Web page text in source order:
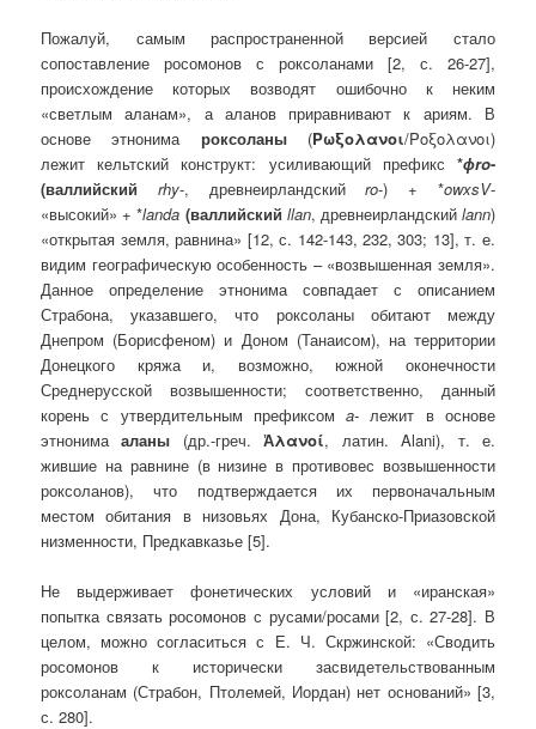
Пожалуй, самым распространенной версией стало
сопоставление росомонов с роксоланами [2, с. 26-27],
происхождение которых возводят ошибочно к неким
«светлым аланам», а аланов приравнивают к ариям. В
основе этнонима роксоланы(Ρωξολανοι/Ροξολανοι)
лежит кельтский конструкт: усиливающий префикс *ɸro-
(валлийский rhy-, древнеирландскийro-) + *owxsV-
«высокий» + *landa (валлийский llan, древнеирландский lann)
«открытая земля, равнина» [12, с. 142-143, 232, 303; 13], т. е.
видим географическую особенность – «возвышенная земля».
Данное определение этнонима совпадает с описанием
Страбона, указавшего, что роксоланы обитают между
Днепром (Борисфеном) и Доном (Танаисом), на территории
Донецкого кряжа и, возможно, южной оконечности
Среднерусской возвышенности; соответственно, данный
корень с утвердительным префиксомa-лежит в основе
этнонимааланы (др.-греч.Ἀλανοί, латин. Alani), т. е.
жившие на равнине (в низине в противовес возвышенности
роксоланов), что подтверждается их первоначальным
местом обитания в низовьях Дона, Кубанско-Приазовской
низменности, Предкавказье [5].
Не выдерживает фонетических условий и «иранская»
попытка связать росомонов с русами/росами [2, с. 27-28]. В
целом, можно согласиться с Е. Ч. Скржинской: «Сводить
росомонов к исторически засвидетельствованным
роксоланам (Страбон, Птолемей, Иордан) нет оснований» [3,
с. 280].